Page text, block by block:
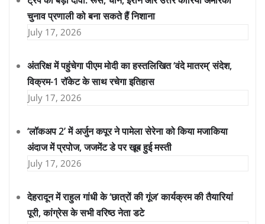
चुनाव प्रणाली को बना सकते हैं निशाना
July 17, 2026
अंतरिक्ष में पहुंचेगा पीएम मोदी का हस्तलिखित ‘वंदे मातरम्’ संदेश,
विक्रम-1 रॉकेट के साथ रचेगा इतिहास
July 17, 2026
‘लॉकअप 2’ में अर्जुन कपूर ने पामेला सेरेना को किया मजाकिया
अंदाज में प्रपोज, जजमेंट डे पर खूब हुई मस्ती
July 17, 2026
देहरादून में राहुल गांधी के ‘छात्रों की गूंज’ कार्यक्रम की तैयारियां
पूरी, कांग्रेस के सभी वरिष्ठ नेता डटे